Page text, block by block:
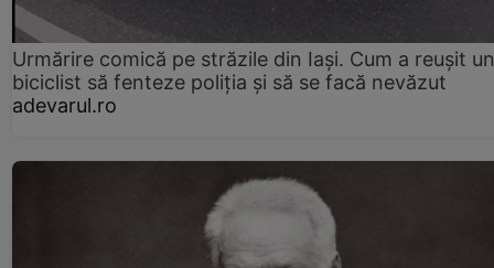
Urmărire comică pe străzile din Iași. Cum a reușit un
biciclist să fenteze poliția și să se facă nevăzut
adevarul.ro